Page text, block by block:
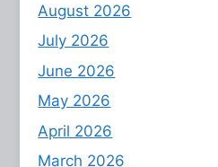
August 2026
July 2026
June 2026
May 2026
April 2026
March 2026